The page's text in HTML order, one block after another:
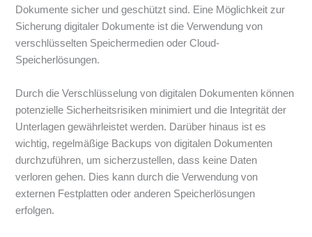
Dokumente sicher und geschützt sind. Eine Möglichkeit zur
Sicherung digitaler Dokumente ist die Verwendung von
verschlüsselten Speichermedien oder Cloud-
Speicherlösungen.
Durch die Verschlüsselung von digitalen Dokumenten können
potenzielle Sicherheitsrisiken minimiert und die Integrität der
Unterlagen gewährleistet werden. Darüber hinaus ist es
wichtig, regelmäßige Backups von digitalen Dokumenten
durchzuführen, um sicherzustellen, dass keine Daten
verloren gehen. Dies kann durch die Verwendung von
externen Festplatten oder anderen Speicherlösungen
erfolgen.